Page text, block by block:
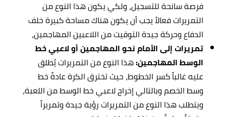
فرصة سانحة للتسجيل، ولكي يكون هذا النوع من
التمريرات فعالاً يجب أن يكون هناك مساحة كبيرة خلف
الدفاع وحركة جيدة التوقيت من اللاعبين المهاجمين،
تمريرات إلى الأمام نحو المهاجمين أو لاعبي خط
الوسط المهاجمين:هذا النوع من التمريرات يُطلق
عليه غالباً كسر الخطوط، حيث تخترق الكرة عادةً خط
وسط الخصم وبالتالي إخراج لاعبي خط الوسط من اللعبة،
ويتطلب هذا النوع من التمريرات رؤية جيدة وتمريراً